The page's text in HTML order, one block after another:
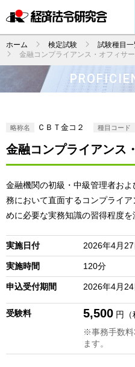
ホーム 検定試験
試験種目
金融コンプライアンス・オフィサ
略称名 ＣＢＴ金コ２ 種目コード
金融コンプライアンス
金融機関の初級・中級管理者お
務において直面するコンプライ
めに必要な実務知識の習得程度を
実施日付 2026年4月
実施時間 120分
申込受付期間 2026年4月
受験料 5,500 円（
※事務手数料
ます。